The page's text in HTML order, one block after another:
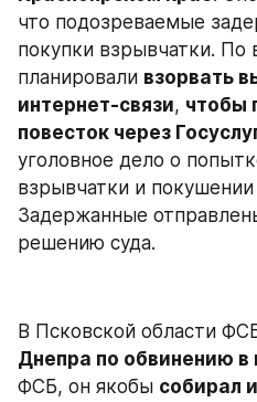
что подозреваемые
покупки взрывчатки. По
планировали взорвать
интернет-связи, чтобы
повесток через
уголовное дело о
взрывчатки и покушении
Задержанные
решению суда.
В Псковской области
Днепра по обвинению
ФСБ, он якобы собирал